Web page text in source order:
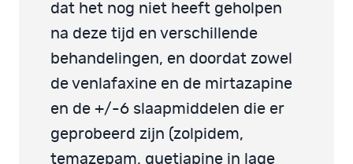
dat het nog niet heeft geholpen
na deze tijd en verschillende
behandelingen, en doordat zowel
de venlafaxine en de mirtazapine
en de +/-6 slaapmiddelen die er
geprobeerd zijn (zolpidem,
temazepam, quetiapine in lage